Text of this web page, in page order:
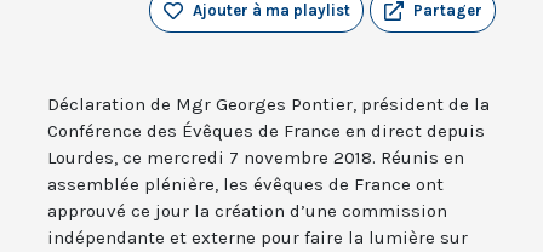
Partager
Ajouter à ma playlist
Déclaration de Mgr Georges Pontier, président de la
Conférence des Évêques de France en direct depuis
Lourdes, ce mercredi 7 novembre 2018. Réunis en
assemblée plénière, les évêques de France ont
approuvé ce jour la création d’une commission
indépendante et externe pour faire la lumière sur